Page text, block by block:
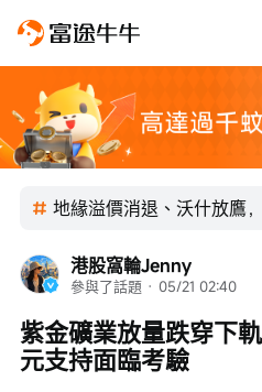
地緣溢價消退、沃什放鷹
港股窩輪Jenny
參與了話題 · 05/21 02:40
紫金礦業放量跌穿下
元支持面臨考驗